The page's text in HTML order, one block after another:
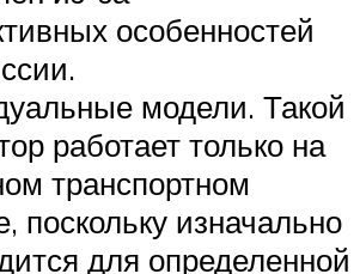
особенностей
модели. Такой
работает только на
транспортном
поскольку изначально
для определенной